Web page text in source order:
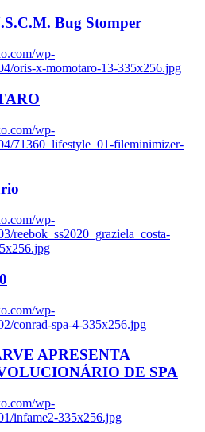
Bug Stomper
wp-
oris-x-momotaro-13-335x256.jpg
wp-
71360_lifestyle_01-fileminimizer-
wp-
reebok_ss2020_graziela_costa-
wp-
conrad-spa-4-335x256.jpg
APRESENTA
DE SPA
wp-
infame2-335x256.jpg